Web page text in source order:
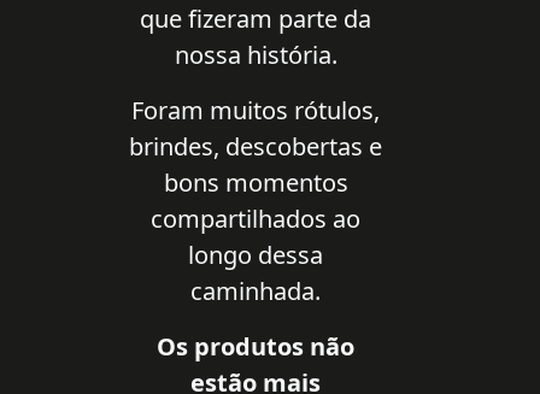
que fizeram parte da
nossa história.
Foram muitos rótulos,
brindes, descobertas e
bons momentos
compartilhados ao
longo dessa
caminhada.
Os produtos não
estão mais